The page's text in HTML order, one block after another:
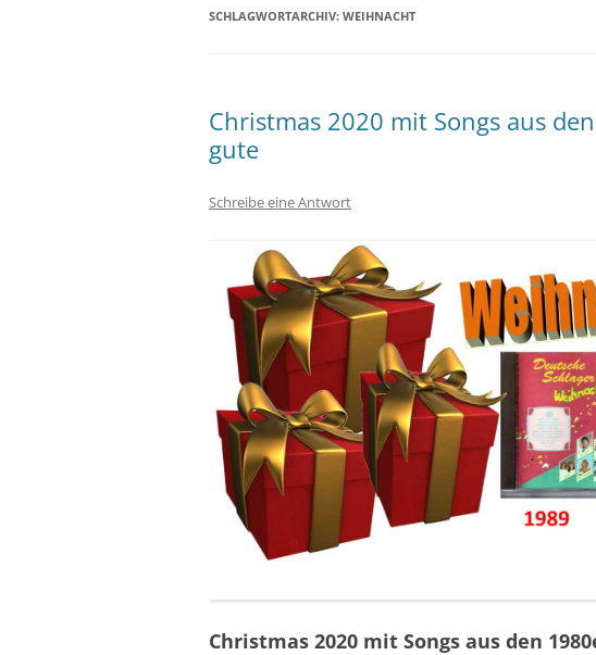
SCHLAGWORTARCHIV: WEIHNACHT
Christmas 2020 mit Songs aus
gute
Schreibe eine Antwort
Christmas 2020 mit Songs aus den